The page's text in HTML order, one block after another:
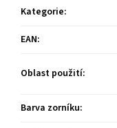
Kategorie:
EAN:
Oblast použití:
Barva zorníku: